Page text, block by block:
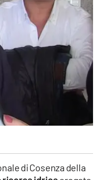
di Cosenza della